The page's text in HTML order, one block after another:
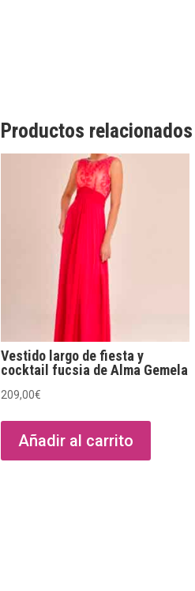
Productos relacionados
Vestido largo de fiesta y
cocktail fucsia de Alma Gemela
209,00€
Añadir al carrito